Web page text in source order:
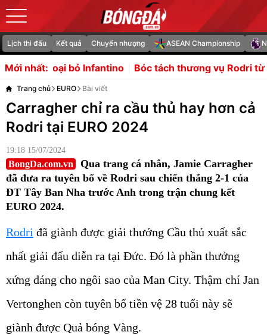
Lịch thi đấu Kết quả Chuyển nhượng ASEAN Championship
Mới nhất:Bóc tách thương vụ Rodri từ chối Real Madrid để
Trang chủ EURO Bài viết
Carragher chỉ ra cầu thủ hay hơn cả
Rodri tại EURO 2024
19:18 15/07/2024
BongDa.com.vn
Qua trang cá nhân, Jamie Carragher
đã đưa ra tuyên bố về Rodri sau chiến thắng 2-1 của
ĐT Tây Ban Nha trước Anh trong trận chung kết
EURO 2024.
Rodri đã giành được giải thưởng Cầu thủ xuất sắc
nhất giải đấu diễn ra tại Đức. Đó là phần thưởng
xứng đáng cho ngôi sao của Man City. Thậm chí Jan
Vertonghen còn tuyên bố tiền vệ 28 tuổi này sẽ
giành được Quả bóng Vàng.